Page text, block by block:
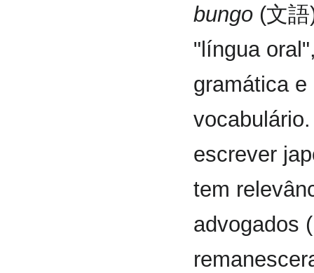
bungo (文
"língua
gramática
escrever
tem
advogados